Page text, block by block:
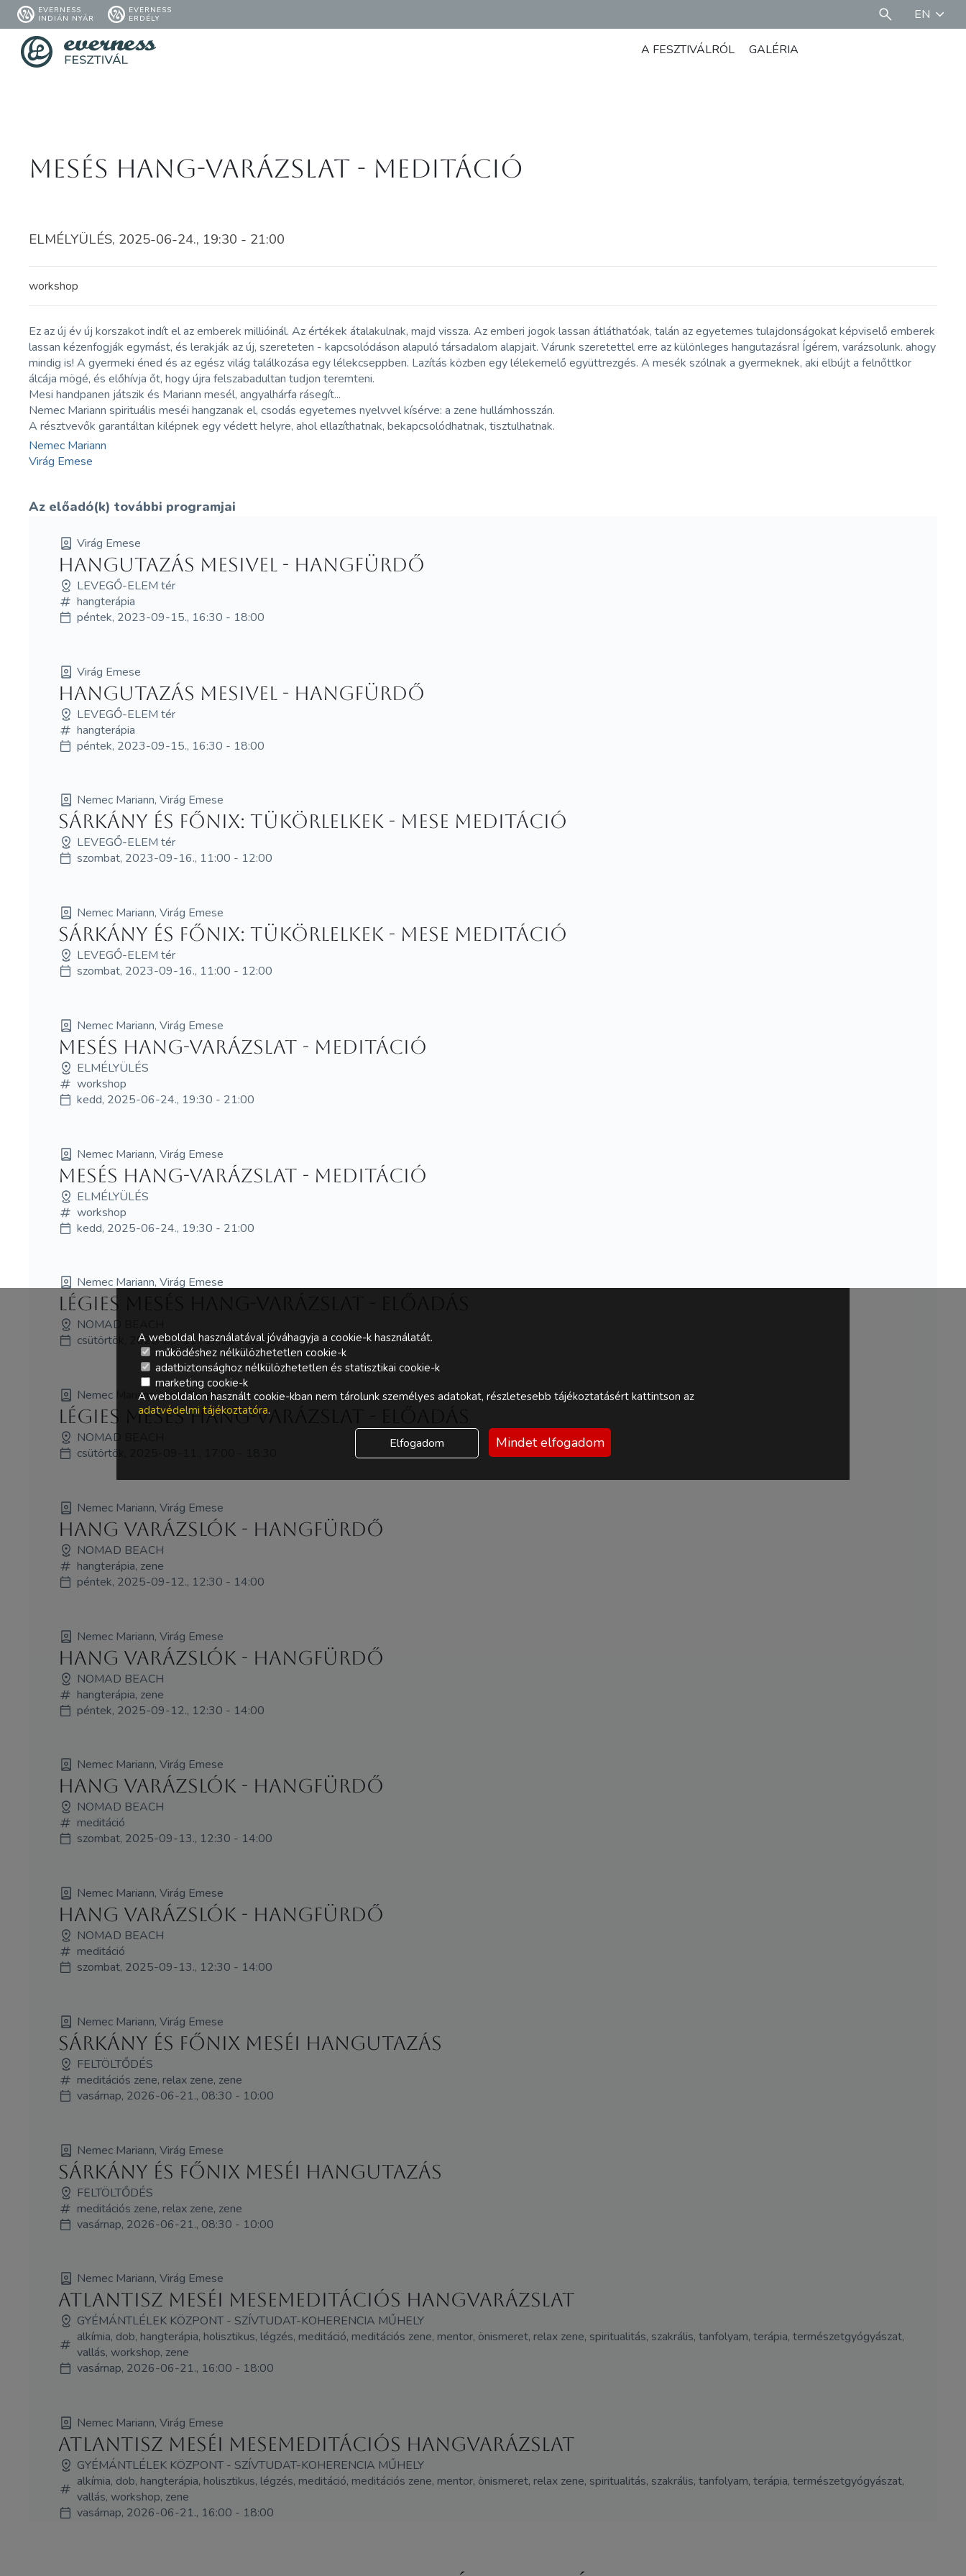
EVERNESS
INDIÁN NYÁR
EVERNESS
ERDÉLY
EN
A FESZTIVÁLRÓL GALÉRIA
Mesés hang-varázslat - meditáció
ELMÉLYÜLÉS, 2025-06-24., 19:30 - 21:00
workshop
Ez az új év új korszakot indít el az emberek millióinál. Az értékek átalakulnak, majd vissza. Az emberi jogok lassan átláthatóak, talán az egyetemes tulajdonságokat képviselő emberek
lassan kézenfogják egymást, és lerakják az új, szereteten - kapcsolódáson alapuló társadalom alapjait. Várunk szeretettel erre az különleges hangutazásra! Ígérem, varázsolunk. ahogy
mindig is! A gyermeki éned és az egész világ találkozása egy lélekcseppben. Lazítás közben egy lélekemelő együttrezgés. A mesék szólnak a gyermeknek, aki elbújt a felnőttkor
álcája mögé, és előhívja őt, hogy újra felszabadultan tudjon teremteni.
Mesi handpanen játszik és Mariann mesél, angyalhárfa rásegít...
Nemec Mariann spirituális meséi hangzanak el, csodás egyetemes nyelvvel kísérve: a zene hullámhosszán.
A résztvevők garantáltan kilépnek egy védett helyre, ahol ellazíthatnak, bekapcsolódhatnak, tisztulhatnak.
Nemec Mariann
Virág Emese
Az előadó(k) további programjai
Virág Emese
Hangutazás Mesivel - HANGFÜRDŐ
LEVEGŐ-ELEM tér
hangterápia
péntek, 2023-09-15., 16:30 - 18:00
Virág Emese
Hangutazás Mesivel - HANGFÜRDŐ
LEVEGŐ-ELEM tér
hangterápia
péntek, 2023-09-15., 16:30 - 18:00
Nemec Mariann, Virág Emese
Sárkány és Főnix: Tükörlelkek - MESE MEDITÁCIÓ
LEVEGŐ-ELEM tér
szombat, 2023-09-16., 11:00 - 12:00
Nemec Mariann, Virág Emese
Sárkány és Főnix: Tükörlelkek - MESE MEDITÁCIÓ
LEVEGŐ-ELEM tér
szombat, 2023-09-16., 11:00 - 12:00
Nemec Mariann, Virág Emese
Mesés hang-varázslat - meditáció
ELMÉLYÜLÉS
workshop
kedd, 2025-06-24., 19:30 - 21:00
Nemec Mariann, Virág Emese
Mesés hang-varázslat - meditáció
ELMÉLYÜLÉS
workshop
kedd, 2025-06-24., 19:30 - 21:00
Nemec Mariann, Virág Emese
Légies Mesés hang-varázslat - ELŐADÁS
NOMAD BEACH
csütörtök, 2025-09-11., 17:00 - 18:30
Nemec Mariann, Virág Emese
Légies Mesés hang-varázslat - ELŐADÁS
NOMAD BEACH
csütörtök, 2025-09-11., 17:00 - 18:30
Nemec Mariann, Virág Emese
Hang Varázslók - HANGFÜRDŐ
NOMAD BEACH
hangterápia, zene
péntek, 2025-09-12., 12:30 - 14:00
Nemec Mariann, Virág Emese
Hang Varázslók - HANGFÜRDŐ
NOMAD BEACH
hangterápia, zene
péntek, 2025-09-12., 12:30 - 14:00
Nemec Mariann, Virág Emese
Hang Varázslók - HANGFÜRDŐ
NOMAD BEACH
meditáció
szombat, 2025-09-13., 12:30 - 14:00
Nemec Mariann, Virág Emese
Hang Varázslók - HANGFÜRDŐ
NOMAD BEACH
meditáció
szombat, 2025-09-13., 12:30 - 14:00
Nemec Mariann, Virág Emese
Sárkány és Főnix meséi hangutazás
FELTÖLTŐDÉS
meditációs zene, relax zene, zene
vasárnap, 2026-06-21., 08:30 - 10:00
Nemec Mariann, Virág Emese
Sárkány és Főnix meséi hangutazás
FELTÖLTŐDÉS
meditációs zene, relax zene, zene
vasárnap, 2026-06-21., 08:30 - 10:00
Nemec Mariann, Virág Emese
Atlantisz Meséi mesemeditációs hangvarázslat
GYÉMÁNTLÉLEK KÖZPONT - SZÍVTUDAT-KOHERENCIA MŰHELY
alkímia, dob, hangterápia, holisztikus, légzés, meditáció, meditációs zene, mentor, önismeret, relax zene, spiritualitás, szakrális, tanfolyam, terápia, természetgyógyászat,
vallás, workshop, zene
vasárnap, 2026-06-21., 16:00 - 18:00
Nemec Mariann, Virág Emese
Atlantisz Meséi mesemeditációs hangvarázslat
GYÉMÁNTLÉLEK KÖZPONT - SZÍVTUDAT-KOHERENCIA MŰHELY
alkímia, dob, hangterápia, holisztikus, légzés, meditáció, meditációs zene, mentor, önismeret, relax zene, spiritualitás, szakrális, tanfolyam, terápia, természetgyógyászat,
vallás, workshop, zene
vasárnap, 2026-06-21., 16:00 - 18:00
A weboldal használatával jóváhagyja a cookie-k használatát.
működéshez nélkülözhetetlen cookie-k
adatbiztonsághoz nélkülözhetetlen és statisztikai cookie-k
marketing cookie-k
A weboldalon használt cookie-kban nem tárolunk személyes adatokat, részletesebb tájékoztatásért kattintson az
adatvédelmi tájékoztatóra.
Elfogadom Mindet elfogadom